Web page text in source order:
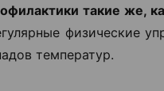
такие же,
физические
температур.